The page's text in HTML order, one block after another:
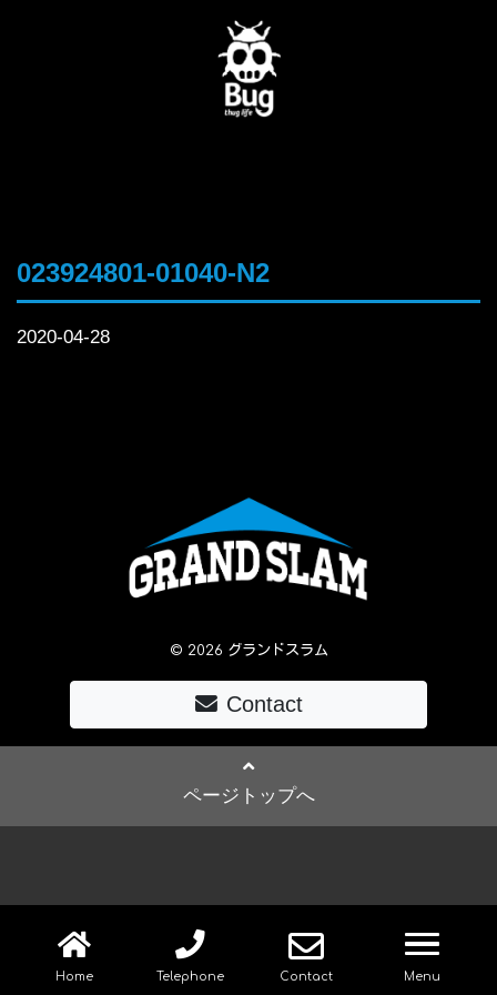
Home Telephone Contact Menu
023924801-01040-N2
2020-04-28
© 2026 グランドスラム
Contact
ページトップへ